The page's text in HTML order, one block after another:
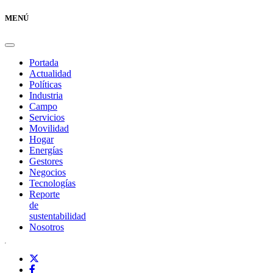
MENÚ
Portada
Actualidad
Políticas
Industria
Campo
Servicios
Movilidad
Hogar
Energías
Gestores
Negocios
Tecnologías
Reporte
de
sustentabilidad
Nosotros